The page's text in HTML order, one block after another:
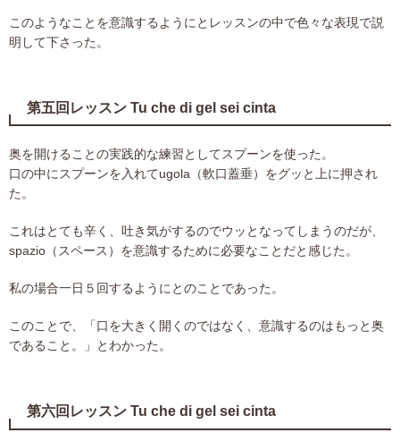
このようなことを意識するようにとレッスンの中で色々な表現で説
明して下さった。
第五回レッスン Tu che di gel sei cinta
奥を開けることの実践的な練習としてスプーンを使った。
口の中にスプーンを入れてugola（軟口蓋垂）をグッと上に押され
た。
これはとても辛く、吐き気がするのでウッとなってしまうのだが、
spazio（スペース）を意識するために必要なことだと感じた。
私の場合一日５回するようにとのことであった。
このことで、「口を大きく開くのではなく、意識するのはもっと奥
であること。」とわかった。
第六回レッスン Tu che di gel sei cinta